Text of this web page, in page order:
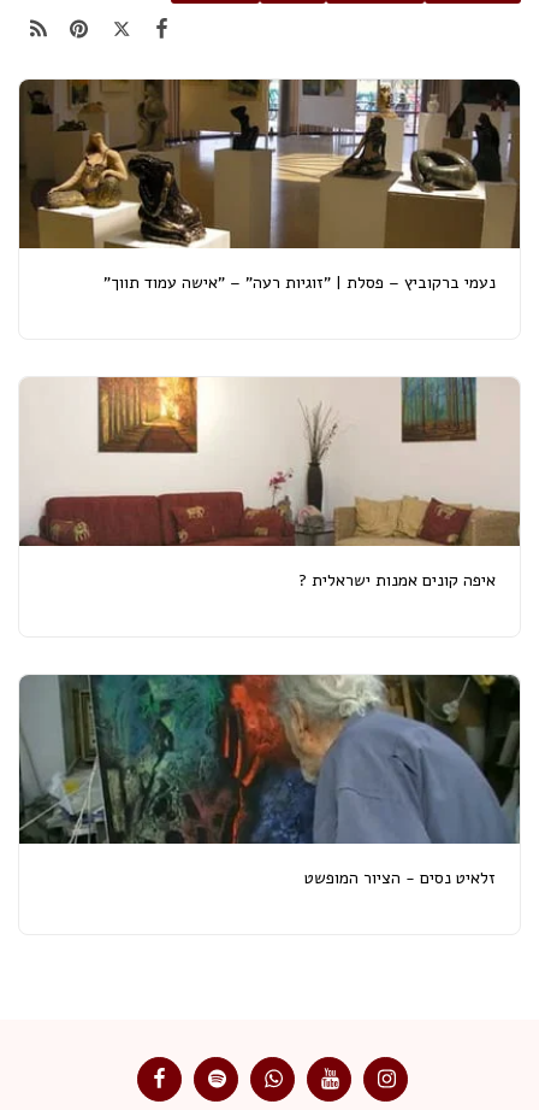
נעמי ברקוביץ – פסלת | "זוגיות רעה" – "אישה עמוד תווך"
איפה קונים אמנות ישראלית ?
זלאיט נסים - הציור המופשט